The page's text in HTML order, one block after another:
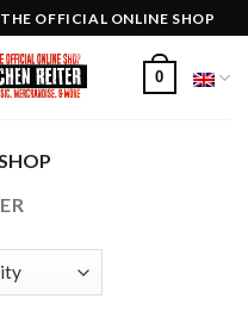
OFFICIAL ONLINE SHOP
0